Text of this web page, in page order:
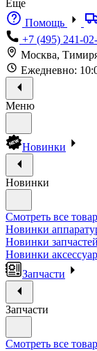
Еще
Помощь
+7 (495) 241-
Москва,
Ежедневно:
Меню
Новинки
Новинки
Смотреть все
Новинки
Новинки запчастей
Новинки
Запчасти
Запчасти
Смотреть все